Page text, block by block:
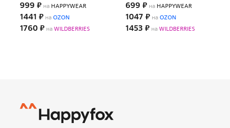
999 ₽ на HAPPYWEAR
1441 ₽ наOZON
1760 ₽ наWILDBERRIES
699 ₽на HAPPYWEAR
1047 ₽наOZON
1453 ₽наWILDBERRIES